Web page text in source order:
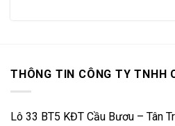
THÔNG TIN CÔNG TY TNHH
Lô 33 BT5 KĐT Cầu Bươu – Tân